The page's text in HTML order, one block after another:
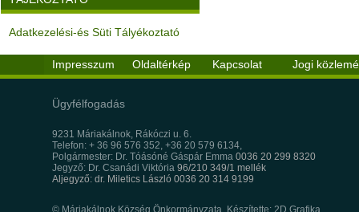
Adatkezelési-és Süti Tályékoztató
Impresszum Oldaltérkép Kapcsolat Jogi
Ügyfélfogadás
9231 Máriakálnok, Rákóczi u. 6.
Telefon: + 36 96 576 352, +36 20 579 6134,
Polgármester: Dr. Tóásóné Gáspár Emma 0036 20 299 8320
Jegyző: Dr. Csanádi Viktória 96/210 349/1 mellék
Aljegyző: dr. Miletics László 0036 20 314 9199
© Máriakálnok Község Önkormányzata, Készítette: 2D Grafika